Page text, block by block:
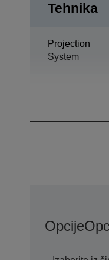
Tehnika
Projection
System
Opcije